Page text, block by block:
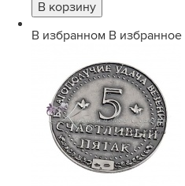
В избранном В избранное